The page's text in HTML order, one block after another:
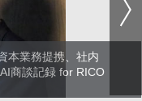
本業務提携、社内
商談記録 for RICO